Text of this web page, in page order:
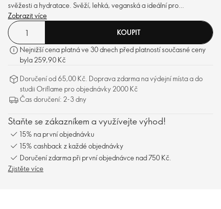
svěžesti a hydratace. Svěží, lehká, veganská a ideální pro
každodenní nošení. Certifikováno organizací The Vegan Society™.
Zobrazit více
KOUPIT
Nejnižší cena platná ve 30 dnech před platností současné ceny
byla 259,90 Kč
Doručení od 65,00 Kč. Doprava zdarma na výdejní místa a do
studii Oriflame pro objednávky 2000 Kč
Čas doručení: 2-3 dny
Staňte se zákazníkem a využívejte výhod!
15% na první objednávku
15% cashback z každé objednávky
Doručení zdarma při první objednávce nad 750 Kč.
Zjistěte více